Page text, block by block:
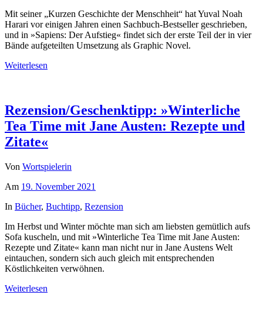
Mit seiner „Kurzen Geschichte der Menschheit“ hat Yuval Noah
Harari vor einigen Jahren einen Sachbuch-Bestseller geschrieben,
und in »Sapiens: Der Aufstieg« findet sich der erste Teil der in vier
Bände aufgeteilten Umsetzung als Graphic Novel.
Weiterlesen
Rezension/Geschenktipp: »Winterliche
Tea Time mit Jane Austen: Rezepte und
Zitate«
Von Wortspielerin
Am 19. November 2021
In Bücher, Buchtipp, Rezension
Im Herbst und Winter möchte man sich am liebsten gemütlich aufs
Sofa kuscheln, und mit »Winterliche Tea Time mit Jane Austen:
Rezepte und Zitate« kann man nicht nur in Jane Austens Welt
eintauchen, sondern sich auch gleich mit entsprechenden
Köstlichkeiten verwöhnen.
Weiterlesen